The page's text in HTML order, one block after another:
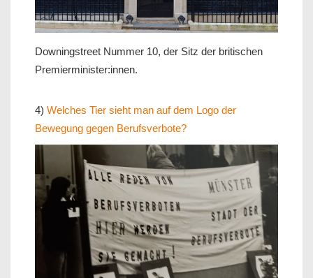
Downingstreet Nummer 10, der Sitz der britischen
Premierminister:innen.
4) Welches Tier sieht man auf dem Logo der
Bewegung gegen Berufsverbote?